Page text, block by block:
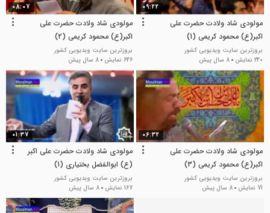
09:22
مولودی شاد ولادت حضرت علی
اکبر(ع) محمود کریمی (1)
بروزترین سایت ویدیویی کشور
240 نمایش
8 سال پیش
08:07
مولودی شاد ولادت حضرت علی
اکبر(ع) محمود کریمی (2)
بروزترین سایت ویدیویی کشور
646 نمایش
8 سال پیش
06:32
مولودی شاد ولادت حضرت علی
اکبر(ع) محمود کریمی (3)
بروزترین سایت ویدیویی کشور
71 نمایش
8 سال پیش
01:37
مولودی شاد ولادت حضرت علی اکبر
(ع) ابوالفضل بختیاری (1)
بروزترین سایت ویدیویی کشور
167 نمایش
8 سال پیش